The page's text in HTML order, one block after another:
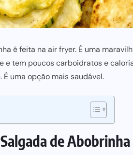
é feita na air fryer. É uma
e tem poucos carboidratos e
. É uma opção maissaudável.
de